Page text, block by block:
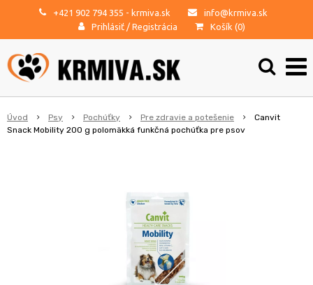
+421 902 794 355 - krmiva.sk
info@krmiva.sk
Prihlásiť / Registrácia Košík (0)
Úvod Psy Pochúťky Pre zdravie a potešenie
Canvit
Snack Mobility 200 g polomäkká funkčná pochúťka pre psov